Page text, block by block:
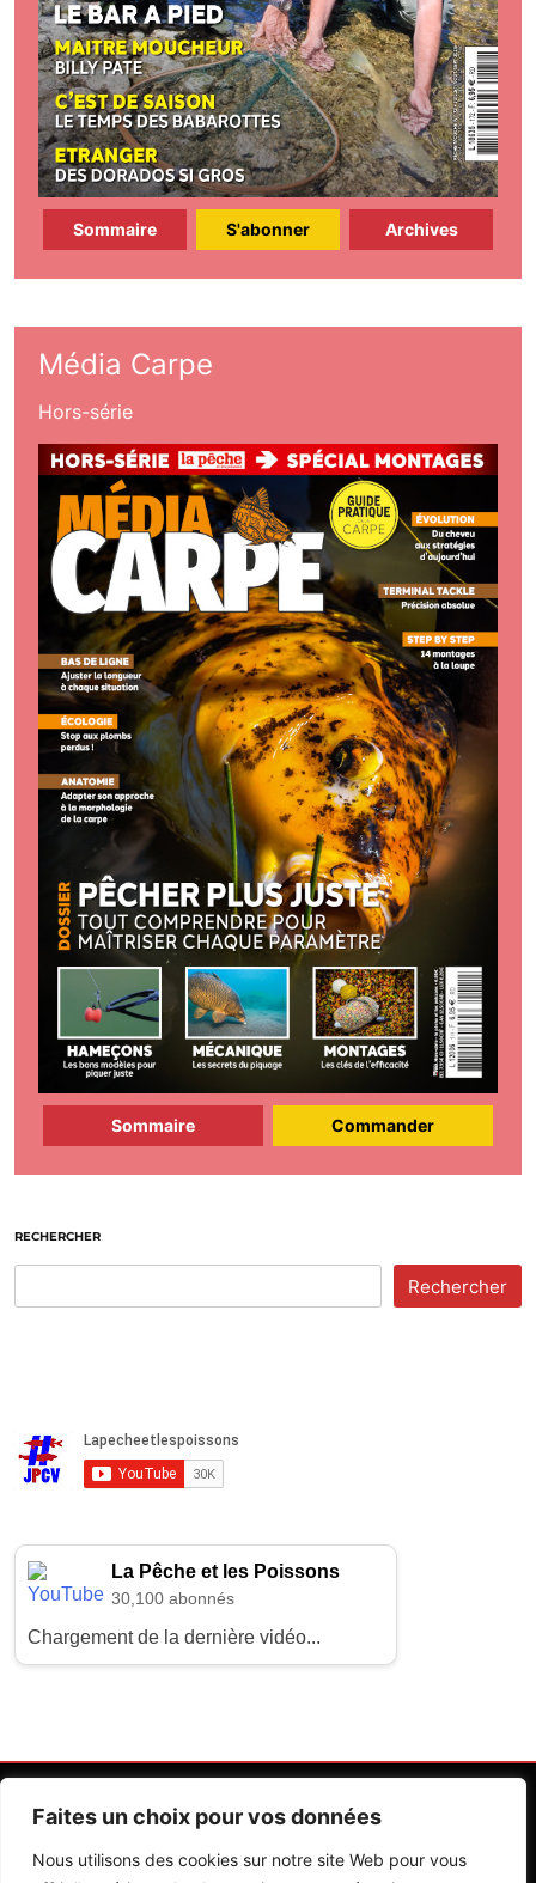
Faites un choix pour vos données
Nous utilisons des cookies sur notre site Web pour vous
Sommaire S'abonner Archives
Média Carpe
Hors-série
Sommaire Commander
RECHERCHER
Rechercher
La Pêche et les Poissons
30,100 abonnés
Chargement de la dernière vidéo...